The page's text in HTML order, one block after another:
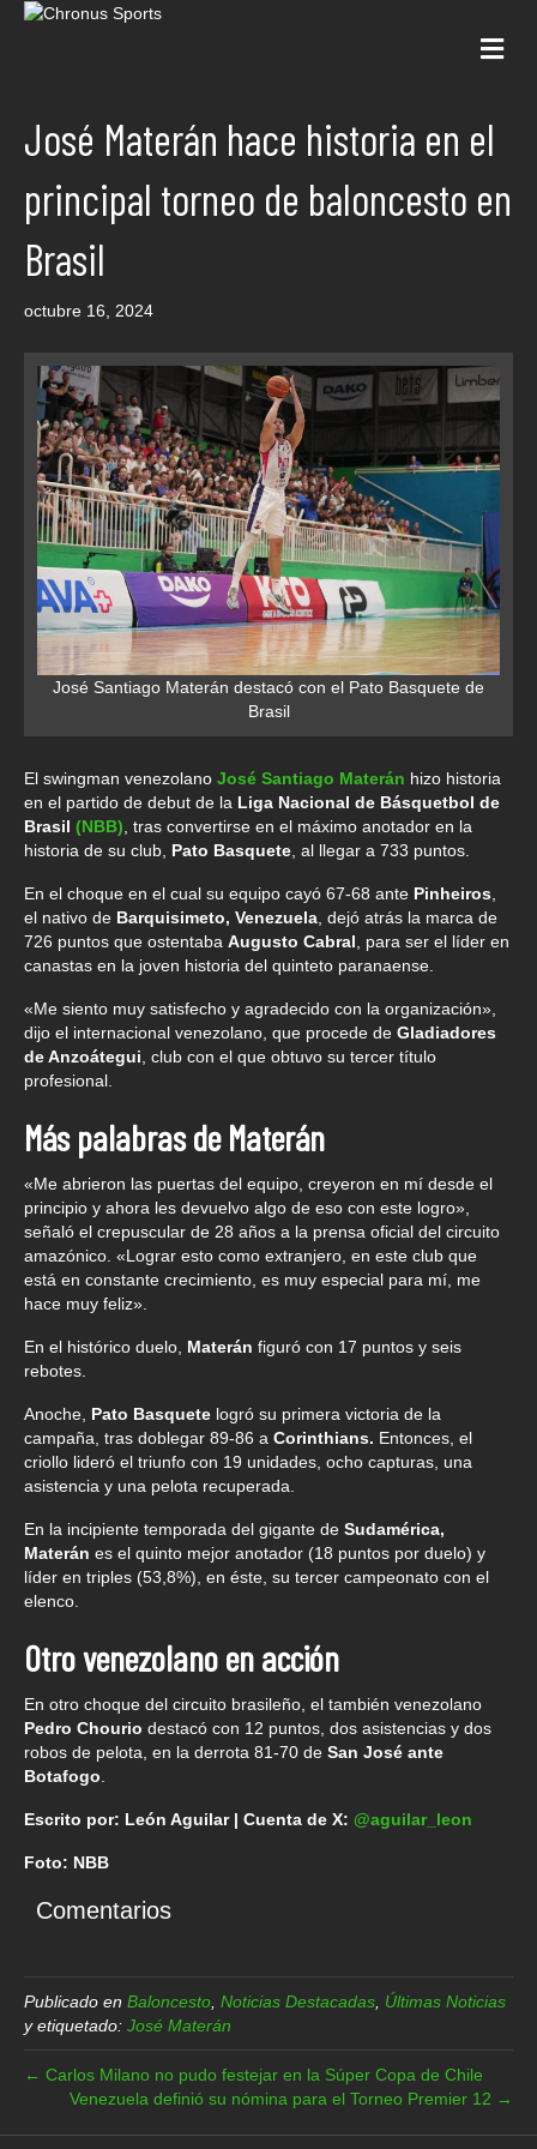
José Materán hace historia en el
principal torneo de baloncesto en
Brasil
octubre 16, 2024
José Santiago Materán destacó con el Pato Basquete de
Brasil
El swingman venezolano José Santiago Materán hizo historia
en el partido de debut de la Liga Nacional de Básquetbol de
Brasil (NBB) , tras convertirse en el máximo anotador en la
historia de su club, Pato Basquete , al llegar a 733 puntos.
En el choque en el cual su equipo cayó 67-68 ante Pinheiros
el nativo de Barquisimeto, Venezuela , dejó atrás la marca de
726 puntos que ostentaba Augusto Cabral , para ser el líder en
canastas en la joven historia del quinteto paranaense.
«Me siento muy satisfecho y agradecido con la organización»,
dijo el internacional venezolano, que procede de Gladiadores
de Anzoátegui , club con el que obtuvo su tercer título
profesional.
Más palabras de Materán
«Me abrieron las puertas del equipo, creyeron en mí desde el
principio y ahora les devuelvo algo de eso con este logro»,
señaló el crepuscular de 28 años a la prensa oficial del circuito
amazónico. «Lograr esto como extranjero, en este club que
está en constante crecimiento, es muy especial para mí, me
hace muy feliz».
En el histórico duelo, Materán figuró con 17 puntos y seis
rebotes.
Anoche, Pato Basquete logró su primera victoria de la
campaña, tras doblegar 89-86 a Corinthians. Entonces, el
criollo lideró el triunfo con 19 unidades, ocho capturas, una
asistencia y una pelota recuperada.
En la incipiente temporada del gigante de Sudamérica,
Materán es el quinto mejor anotador (18 puntos por duelo) y
líder en triples (53,8%), en éste, su tercer campeonato con el
elenco.
Otro venezolano en acción
En otro choque del circuito brasileño, el también venezolano
Pedro Chourio destacó con 12 puntos, dos asistencias y dos
robos de pelota, en la derrota 81-70 de San José ante
Botafogo
Escrito por: León Aguilar | Cuenta de X: @aguilar_leon
Foto: NBB
Comentarios
Publicado en Baloncesto Noticias Destacadas Últimas Noticias
y etiquetado: José Materán
← Carlos Milano no pudo festejar en la Súper Copa de Chile
Venezuela definió su nómina para el Torneo Premier 12 →